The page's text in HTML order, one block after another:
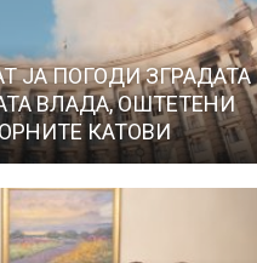
ЈА ПОГОДИ ЗГРАДАТА
ВЛАДА, ОШТЕТЕНИ
КАТОВИ